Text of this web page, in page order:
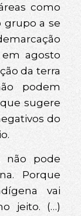
como
grupo a se
agosto
da terra
podem
sugere
do
não pode
Porque
vai
jeito. (…)